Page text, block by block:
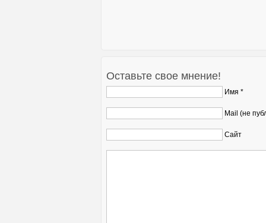
Оставьте свое мнение!
Имя *
Mail (не
Сайт